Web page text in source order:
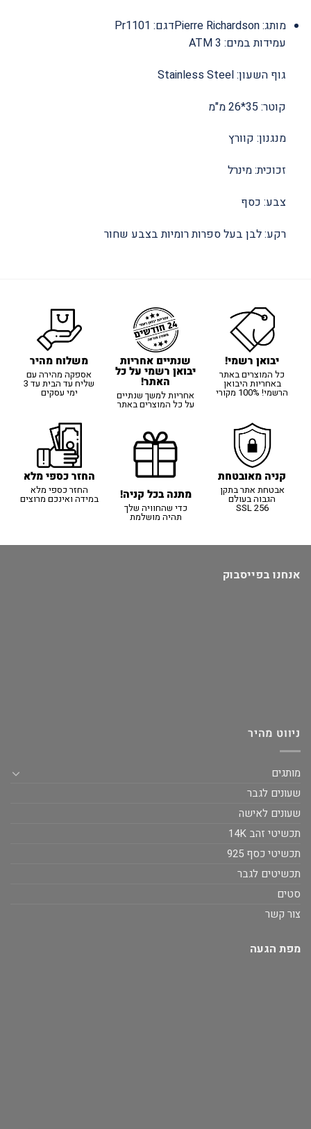
מותג: Pierre Richardsonדגם: Pr1101
עמידות במים: 3 ATM
גוף השעון: Stainless Steel
קוטר: 35*26 מ"מ
מנגנון: קוורץ
זכוכית: מינרל
צבע: כסף
רקע: לבן בעל ספרות רומיות בצבע שחור
יבואן רשמי!
כל המוצרים באתר
באחריות היבואן
הרשמי! 100% מקורי
שנתיים אחריות
יבואן רשמי על כל
האתר!
אחריות למשך שנתיים
על כל המוצרים באתר
משלוח מהיר
אספקה מהירה עם
שליח עד הבית עד 3
ימי עסקים
קניה מאובטחת
אבטחת אתר בתקן
הגבוה בעולם
SSL 256
מתנה בכל קניה!
כדי שהחוויה שלך
תהיה מושלמת
החזר כספי מלא
החזר כספי מלא
במידה ואינכם מרוצים
אנחנו בפייסבוק
ניווט מהיר
מותגים
שעונים לגבר
שעונים לאישה
תכשיטי זהב 14K
תכשיטי כסף 925
תכשיטים לגבר
סטים
צור קשר
מפת הגעה